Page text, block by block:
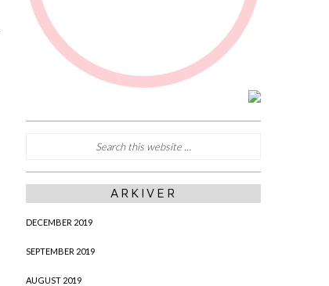
ARKIVER
DECEMBER 2019
SEPTEMBER 2019
AUGUST 2019